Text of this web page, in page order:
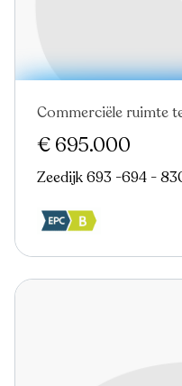
Commerciële ruimte
€ 695.000
Zeedijk 693 -694 -